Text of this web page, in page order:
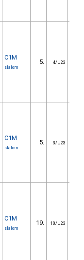
C1M
slalom
5. 4/U23
C1M
slalom
5. 3/U23
C1M
slalom
19. 10/U23